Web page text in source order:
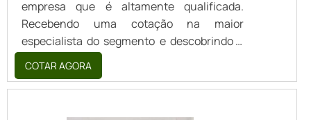
empresa que é altamente qualificada.
Recebendo uma cotação na maior
especialista do segmento e descobrindo a
líder da área de atuação.UM POUCO MAIS
SOBRE CONTROLE DE ACESSO
BIOMÉTRICO PREÇOSe alguém pesquisar
COTAR AGORA